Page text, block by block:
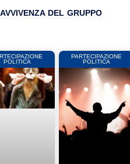
DEL GRUPPO
POLITICA
PARTECIPAZIONE
POLITICA